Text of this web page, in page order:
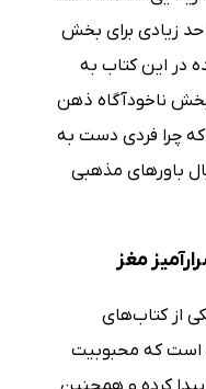
زیادی برای بخش
در این کتاب به
ناخودآگاه ذهن
چرا فردی دست به
باورهای مذهبی
مغز
از کتاب‌های
است که محبوبیت